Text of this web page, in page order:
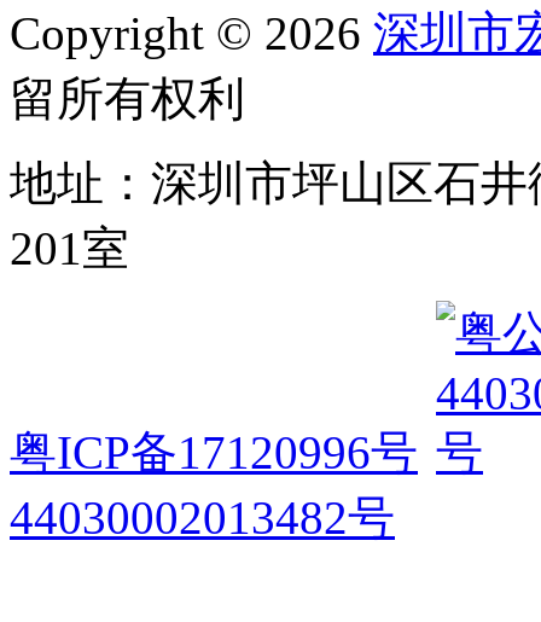
Copyright © 2026 深圳市
留所有权利
地址：深圳市坪山区石
201室
粤ICP备17120996号
44030002013482号